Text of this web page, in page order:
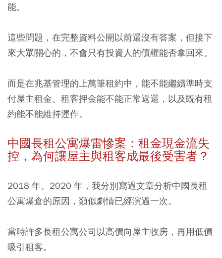
能。
這些問題，在完整資料公開以前還沒有答案，但接下
來大眾關心的，不會只有投資人的債權能否拿回來。
而是在兆基管理的上萬筆租約中，能不能繼續準時支
付屋主租金、租客押金能不能正常返還，以及既有租
約能不能維持運作。
中國長租公寓爆雷慘案：租金現金流失
控，為何讓屋主與租客成最後受害者？
2018 年、2020 年，我分別寫過文章分析中國長租
公寓爆倉的原因，類似劇情已經演過一次。
當時許多長租公寓公司以高價向屋主收房，再用低價
吸引租客。